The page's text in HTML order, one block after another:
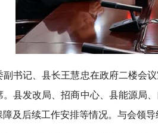
副书记、县长王慧忠在政府二楼会
。县发改局、招商中心、县能源局
及后续工作安排等情况。与会领